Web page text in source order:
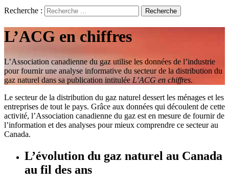
Recherche : Recherche
L’ACG en chiffres
L’Association canadienne du gaz utilise les données de l’industrie
pour fournir une analyse informative du secteur de la distribution du
gaz naturel dans sa publication intitulée L’ACG en chiffres.
Le secteur de la distribution du gaz naturel dessert les ménages et les
entreprises de tout le pays. Grâce aux données qui découlent de cette
activité, l’Association canadienne du gaz est en mesure de fournir de
l’information et des analyses pour mieux comprendre ce secteur au
Canada.
L’évolution du gaz naturel au Canada
au fil des ans